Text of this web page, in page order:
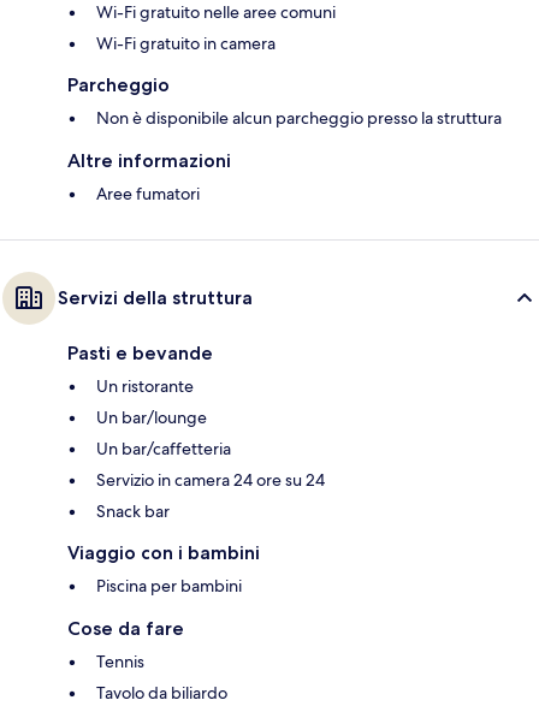
Wi-Fi gratuito nelle aree comuni
Wi-Fi gratuito in camera
Parcheggio
Non è disponibile alcun parcheggio presso la struttura
Altre informazioni
Aree fumatori
Servizi della struttura
Pasti e bevande
Un ristorante
Un bar/lounge
Un bar/caffetteria
Servizio in camera 24 ore su 24
Snack bar
Viaggio con i bambini
Piscina per bambini
Cose da fare
Tennis
Tavolo da biliardo